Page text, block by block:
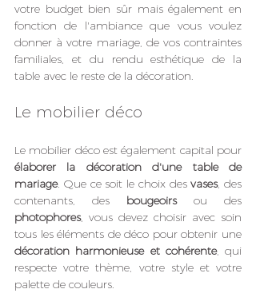
votre budget bien sûr mais également en
fonction de l'ambiance que vous voulez
donner à votre mariage, de vos contraintes
familiales, et du rendu esthétique de la
table avec le reste de la décoration.
Le mobilier déco
élaborer la décoration d'une table de
mariage. Que ce soit le choix des vases, des
contenants, des bougeoirs
photophores, vous devez choisir avec soin
décoration harmonieuse et cohérente, qui
respecte votre thème, votre style et votre
palette de couleurs.